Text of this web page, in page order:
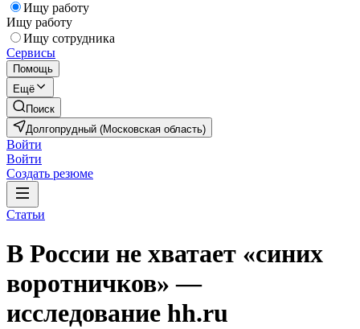
Ищу работу
Ищу работу
Ищу сотрудника
Сервисы
Помощь
Ещё
Поиск
Долгопрудный (Московская область)
Войти
Войти
Создать резюме
Статьи
В России не хватает «синих
воротничков» —
исследование hh.ru